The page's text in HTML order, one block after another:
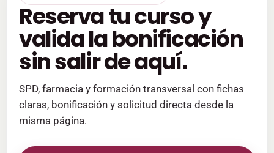
Reserva tu curso y
valida la bonificación
sin salir de aquí.
SPD, farmacia y formación transversal con fichas
claras, bonificación y solicitud directa desde la
misma página.